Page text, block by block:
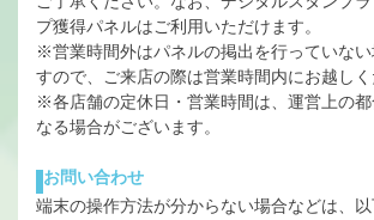
プ獲得パネルはご利用いただけます。
※営業時間外はパネルの掲出を行っていない
すので、ご来店の際は営業時間内にお越しく
※各店舗の定休日・営業時間は、運営上の都
なる場合がございます。
お問い合わせ
端末の操作方法が分からない場合などは、